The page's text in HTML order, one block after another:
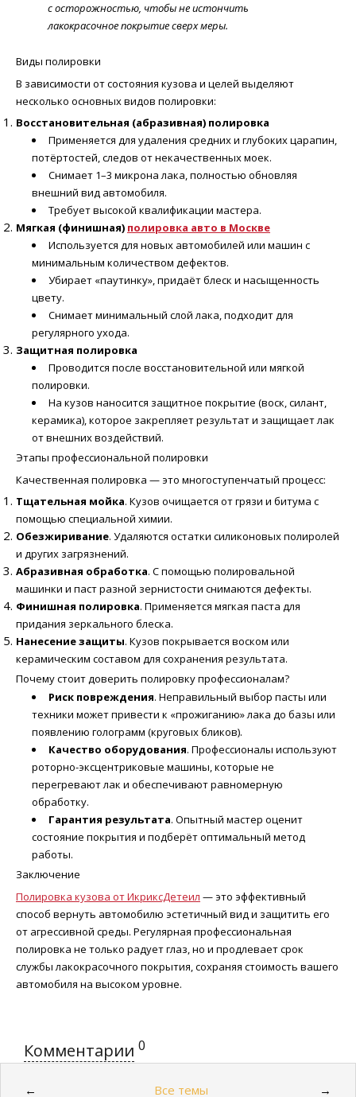
с осторожностью, чтобы не истончить
лакокрасочное покрытие сверх меры.
Виды полировки
В зависимости от состояния кузова и целей выделяют
несколько основных видов полировки:
Восстановительная (абразивная) полировка
Применяется для удаления средних и глубоких царапин,
потёртостей, следов от некачественных моек.
Снимает 1–3 микрона лака, полностью обновляя
внешний вид автомобиля.
Требует высокой квалификации мастера.
Мягкая (финишная) полировка авто в Москве
Используется для новых автомобилей или машин с
минимальным количеством дефектов.
Убирает «паутинку», придаёт блеск и насыщенность
цвету.
Снимает минимальный слой лака, подходит для
регулярного ухода.
Защитная полировка
Проводится после восстановительной или мягкой
полировки.
На кузов наносится защитное покрытие (воск, силант,
керамика), которое закрепляет результат и защищает лак
от внешних воздействий.
Этапы профессиональной полировки
Качественная полировка — это многоступенчатый процесс:
Тщательная мойка. Кузов очищается от грязи и битума с
помощью специальной химии.
Обезжиривание. Удаляются остатки силиконовых полиролей
и других загрязнений.
Абразивная обработка. С помощью полировальной
машинки и паст разной зернистости снимаются дефекты.
Финишная полировка. Применяется мягкая паста для
придания зеркального блеска.
Нанесение защиты. Кузов покрывается воском или
керамическим составом для сохранения результата.
Почему стоит доверить полировку профессионалам?
Риск повреждения. Неправильный выбор пасты или
техники может привести к «прожиганию» лака до базы или
появлению голограмм (круговых бликов).
Качество оборудования. Профессионалы используют
роторно-эксцентриковые машины, которые не
перегревают лак и обеспечивают равномерную
обработку.
Гарантия результата. Опытный мастер оценит
состояние покрытия и подберёт оптимальный метод
работы.
Заключение
Полировка кузова от ИкриксДетеил — это эффективный
способ вернуть автомобилю эстетичный вид и защитить его
от агрессивной среды. Регулярная профессиональная
полировка не только радует глаз, но и продлевает срок
службы лакокрасочного покрытия, сохраняя стоимость вашего
автомобиля на высоком уровне.
Комментарии 0
← Все темы →